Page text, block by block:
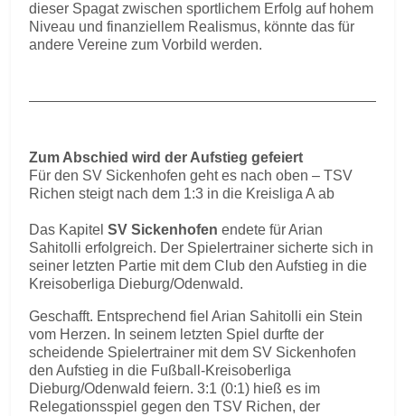
dieser Spagat zwischen sportlichem Erfolg auf hohem
Niveau und finanziellem Realismus, könnte das für
andere Vereine zum Vorbild werden.
Zum Abschied wird der Aufstieg gefeiert
Für den SV Sickenhofen geht es nach oben – TSV
Richen steigt nach dem 1:3 in die Kreisliga A ab
Das Kapitel SV Sickenhofen endete für Arian
Sahitolli erfolgreich. Der Spielertrainer sicherte sich in
seiner letzten Partie mit dem Club den Aufstieg in die
Kreisoberliga Dieburg/Odenwald.
Geschafft. Entsprechend fiel Arian Sahitolli ein Stein
vom Herzen. In seinem letzten Spiel durfte der
scheidende Spielertrainer mit dem SV Sickenhofen
den Aufstieg in die Fußball-Kreisoberliga
Dieburg/Odenwald feiern. 3:1 (0:1) hieß es im
Relegationsspiel gegen den TSV Richen, der